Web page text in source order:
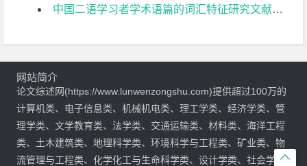
中国二语学习者学术语篇的词汇特征研究文献综述

网站简介
论文综述网(https://www.lunwenzongshu.com)提供超过100万的
计算机类、电子信息类、机械机电类、理工学类、经济学类、管
理学类、文学教育类、法学类、交通运输类、材料类、海洋工程
类、土木建筑类、地理科学类、环境科学与工程类、矿业类、物
流管理与工程类、化学化工与生命科学类、设计学类、社会学类